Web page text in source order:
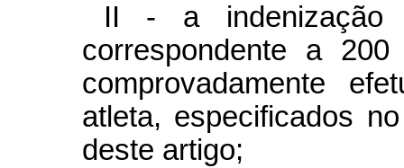
II - a indenização
correspondente a
comprovadamente
atleta, especificados
deste artigo;